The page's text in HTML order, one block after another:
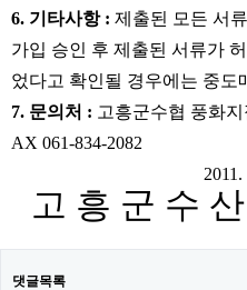
6. 기타사항 : 제출된 모든 서
가입 승인 후 제출된 서류가
었다고 확인될 경우에는 중도
7. 문의처 : 고흥군수협 풍화
AX 061-834-2082
2011.
고 흥 군 수
댓글목록